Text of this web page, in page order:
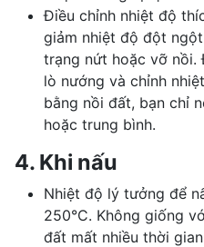
Điều chỉnh nhiệt độ
giảm nhiệt độ đột
trạng nứt hoặc vỡ nồi.
lò nướng và chỉnh
bằng nồi đất, bạn chỉ
hoặc trung bình.
4. Khi nấu
Nhiệt độ lý tưởng để
250°C. Không giống
đất mất nhiều thời